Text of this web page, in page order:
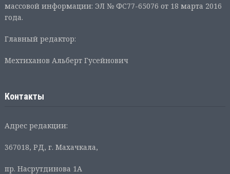
массовой информации: ЭЛ № ФС77-65076 от 18 марта 2016
года.
Главный редактор:
Мехтиханов Альберт Гусейнович
Контакты
Адрес редакции:
367018, РД, г. Махачкала,
пр. Насрутдинова 1А